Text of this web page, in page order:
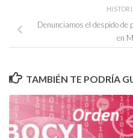
Denunciamos el despido de
en
TAMBIÉN TE PODRÍA